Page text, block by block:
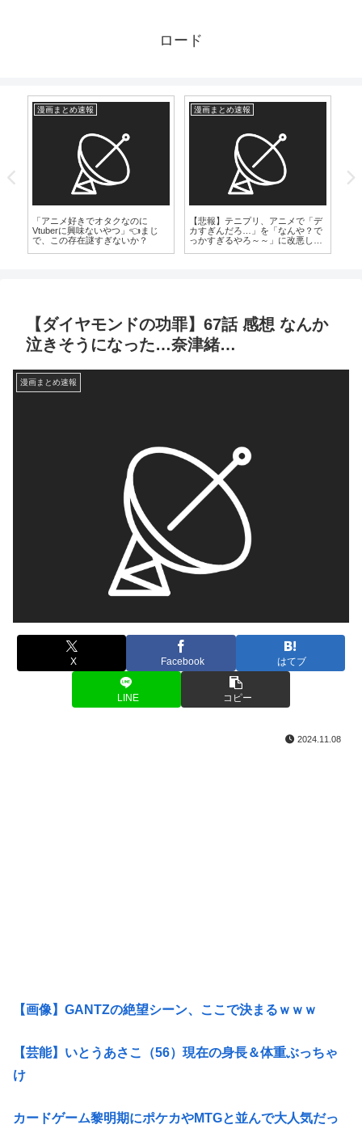
ロード
漫画まとめ速報
「アニメ好きでオタクなのに
Vtuberに興味ないやつ」👈まじ
で、この存在謎すぎないか？
漫画まとめ速報
【悲報】テニプリ、アニメで「デ
カすぎんだろ…」を「なんや？で
っかすぎるやろ～～」に改悪して
【ダイヤモンドの功罪】67話 感想 なんか
泣きそうになった…奈津緒…
漫画まとめ速報
X Facebook はてブ
LINE コピー
2024.11.08
【画像】GANTZの絶望シーン、ここで決まるｗｗｗ
【芸能】いとうあさこ（56）現在の身長＆体重ぶっちゃ
け
カードゲーム黎明期にポケカやMTGと並んで大人気だっ